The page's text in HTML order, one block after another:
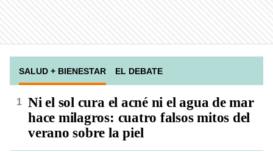
SALUD + BIENESTAR EL DEBATE
Ni el sol cura el acné ni el agua de mar
hace milagros: cuatro falsos mitos del
verano sobre la piel